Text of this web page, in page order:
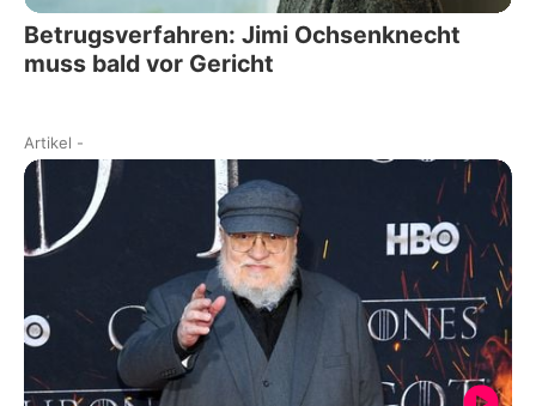
Betrugsverfahren: Jimi Ochsenknecht
muss bald vor Gericht
Artikel -